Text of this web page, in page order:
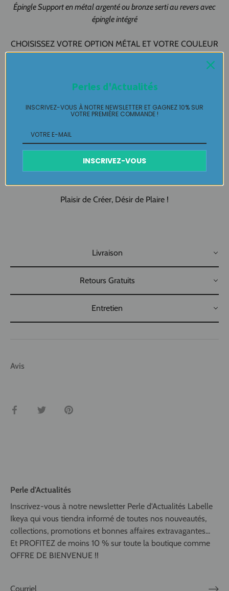
Épingle Support en métal argenté ou bronze serti au revers avec
épingle intégré
CHOISISSEZ VOTRE OPTION MÉTAL ET VOTRE COULEUR
DE COEUR
Fabrication artisanale 100% FAIT-MAIN
Made In Pau - Made in France
Création artisanale, Création originale pour vous !!!!
BROCHE fantaisie Pièce unique LABELLE IKEYA : du jamais
vu, jamais porté que par celle qui l'adopte et s'en pare ….
Plaisir de Créer, Désir de Plaire !
Livraison
Retours Gratuits
Entretien
Avis
Partager TweeterÉpingler
Perle d'Actualités
Inscrivez-vous à notre newsletter Perle d'Actualités Labelle
Ikeya qui vous tiendra informé de toutes nos nouveautés,
collections, promotions et bonnes affaires extravagantes...
Et PROFITEZ de moins 10 % sur toute la boutique comme
OFFRE DE BIENVENUE !!
Perles d'Actualités
INSCRIVEZ-VOUS À NOTRE NEWSLETTER ET GAGNEZ 10% SUR
VOTRE PREMIÈRE COMMANDE !
INSCRIVEZ-VOUS